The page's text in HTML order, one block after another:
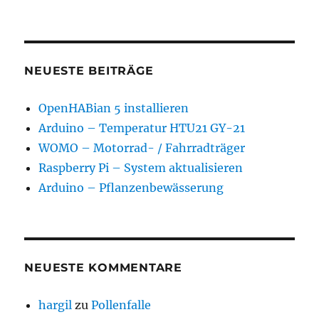
NEUESTE BEITRÄGE
OpenHABian 5 installieren
Arduino – Temperatur HTU21 GY-21
WOMO – Motorrad- / Fahrradträger
Raspberry Pi – System aktualisieren
Arduino – Pflanzenbewässerung
NEUESTE KOMMENTARE
hargil zuPollenfalle